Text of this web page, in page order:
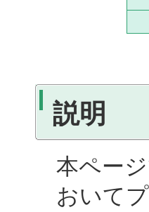
説明
本ペー
おいて